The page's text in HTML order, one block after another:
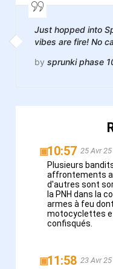
Just hopped into
vibes are fire! No
by sprunki phase
▣10:57 25 Avr 25
Plusieurs
affrontements
d'autres sont
la PNH dans la
armes à feu
motocyclettes
confisqués.
▣11:58 23 Avr 25